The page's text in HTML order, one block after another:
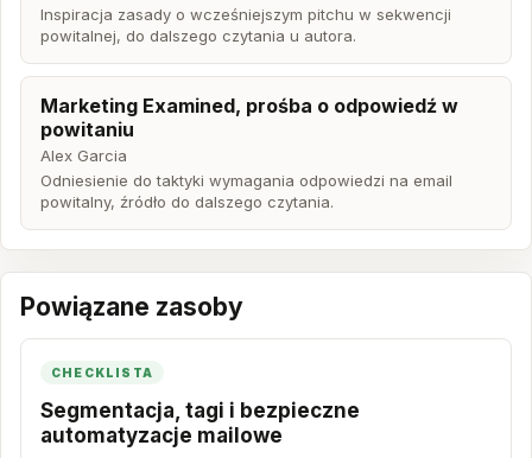
Inspiracja zasady o wcześniejszym pitchu w sekwencji
powitalnej, do dalszego czytania u autora.
Marketing Examined, prośba o odpowiedź w
powitaniu
Alex Garcia
Odniesienie do taktyki wymagania odpowiedzi na email
powitalny, źródło do dalszego czytania.
Powiązane zasoby
CHECKLISTA
Segmentacja, tagi i bezpieczne
automatyzacje mailowe